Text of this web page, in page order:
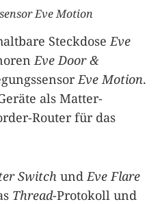
Eve Motion
Steckdose Eve
Eve Door &
Eve Motion.
als Matter-
Router für das
Switch und Eve Flare
Thread-Protokoll und